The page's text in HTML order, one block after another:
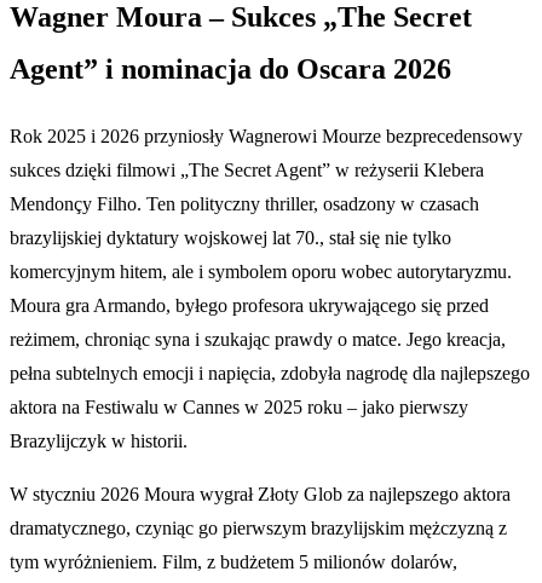
Wagner Moura – Sukces „The Secret
Agent” i nominacja do Oscara 2026
Rok 2025 i 2026 przyniosły Wagnerowi Mourze bezprecedensowy
sukces dzięki filmowi „The Secret Agent” w reżyserii Klebera
Mendonçy Filho. Ten polityczny thriller, osadzony w czasach
brazylijskiej dyktatury wojskowej lat 70., stał się nie tylko
komercyjnym hitem, ale i symbolem oporu wobec autorytaryzmu.
Moura gra Armando, byłego profesora ukrywającego się przed
reżimem, chroniąc syna i szukając prawdy o matce. Jego kreacja,
pełna subtelnych emocji i napięcia, zdobyła nagrodę dla najlepszego
aktora na Festiwalu w Cannes w 2025 roku – jako pierwszy
Brazylijczyk w historii.
W styczniu 2026 Moura wygrał Złoty Glob za najlepszego aktora
dramatycznego, czyniąc go pierwszym brazylijskim mężczyzną z
tym wyróżnieniem. Film, z budżetem 5 milionów dolarów,